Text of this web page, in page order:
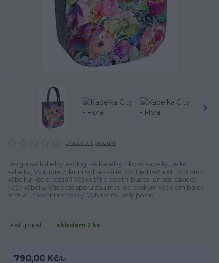
Ohodnotit produkt
Designové kabelky, ekologické kabelky, filcové kabelky, velké
kabelky, Vystupte z denní šedi a zažijte pocit jedinečnosti. Pořiďte si
kabelku, která rozzáří Váš outfit a ostatní budou jen tiše závidět.
Naše kabelky Vás beze sporu zaujmou obrovským výběrem barev,
motivů i funkčními detaily. Vybírat m... celý popis
Dostupnost skladem 2 ks
790,00 Kč/ks